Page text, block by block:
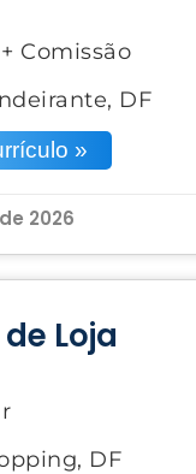
Comissão
DF
»
2026
Loja
DF